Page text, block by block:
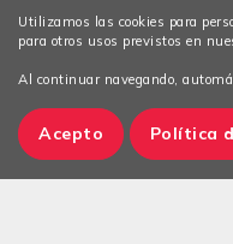
Utilizamos las cookies para
para otros usos previstos en
Al continuar navegando,
Acepto Política